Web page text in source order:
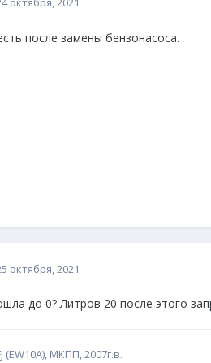
после замены бензонасоса.
октября, 2021
до 0? Литров 20 после этого
(EW10A), МКПП, 2007г.в.